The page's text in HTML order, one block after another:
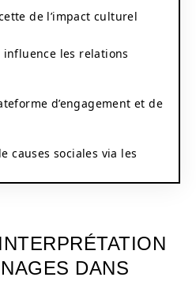
de l’impact culturel
les relations
d’engagement et de
causes sociales via les
DANS